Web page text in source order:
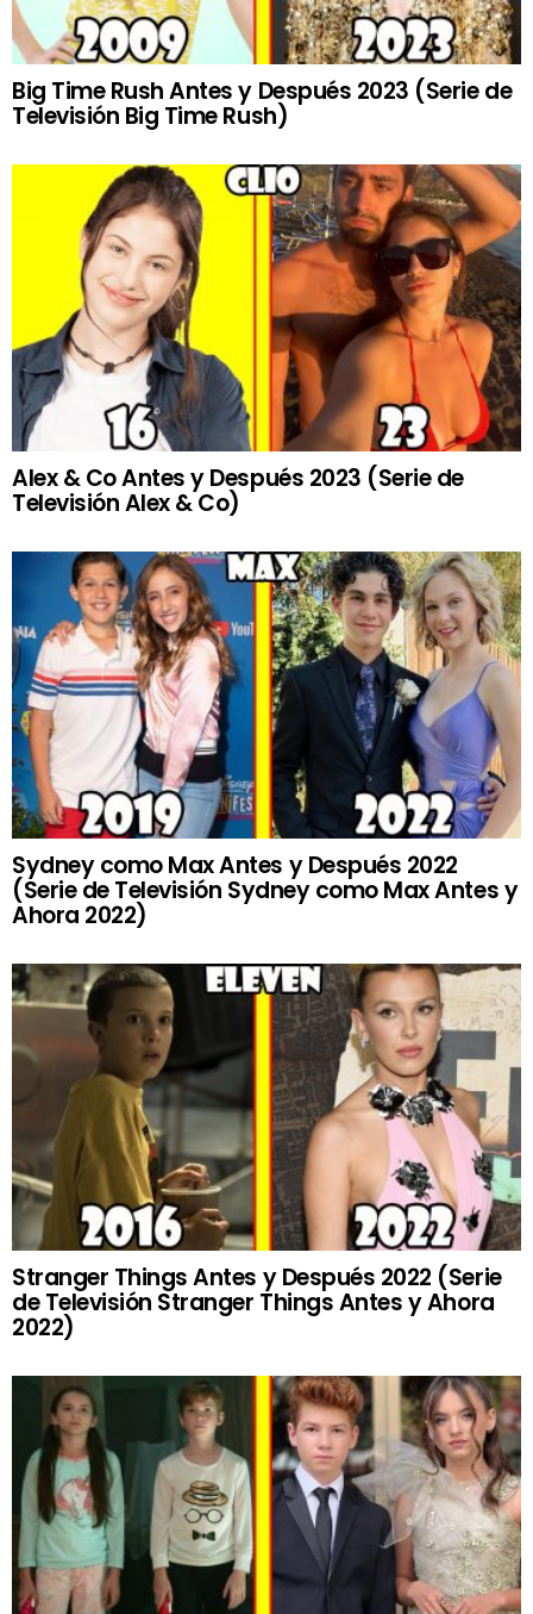
Big Time Rush Antes y Después 2023 (Serie de
Televisión Big Time Rush)
Alex & Co Antes y Después 2023 (Serie de
Televisión Alex & Co)
Sydney como Max Antes y Después 2022
(Serie de Televisión Sydney como Max Antes y
Ahora 2022)
Stranger Things Antes y Después 2022 (Serie
de Televisión Stranger Things Antes y Ahora
2022)